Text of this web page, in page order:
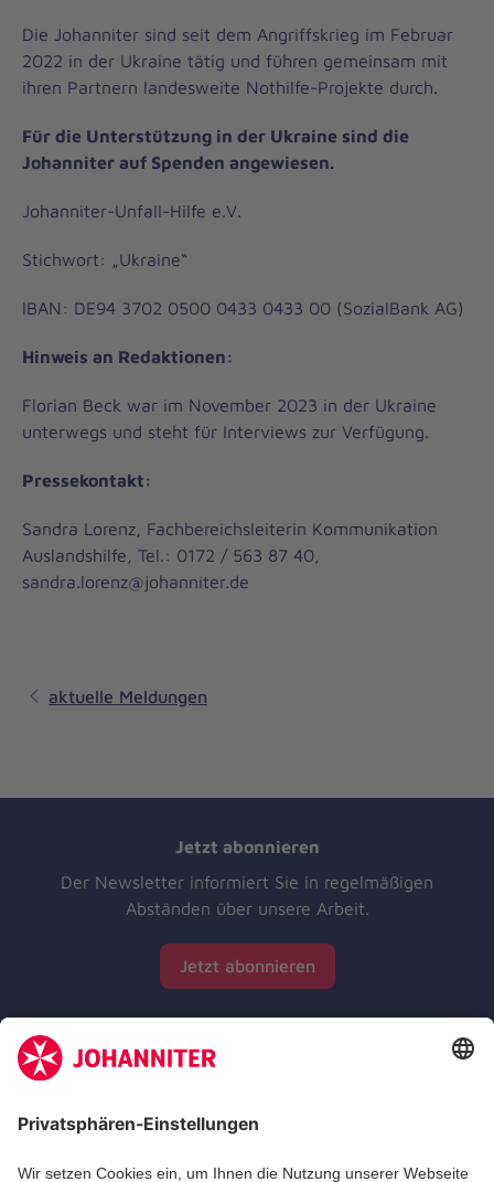
Die Johanniter sind seit dem Angriffskrieg im Februar
2022 in der Ukraine tätig und führen gemeinsam mit
ihren Partnern landesweite Nothilfe-Projekte durch.
Für die Unterstützung in der Ukraine sind die
Johanniter auf Spenden angewiesen.
Johanniter-Unfall-Hilfe e.V.
Stichwort: „Ukraine“
IBAN: DE94 3702 0500 0433 0433 00 (SozialBank AG)
Hinweis an Redaktionen:
Florian Beck war im November 2023 in der Ukraine
unterwegs und steht für Interviews zur Verfügung.
Pressekontakt:
Sandra Lorenz, Fachbereichsleiterin Kommunikation
Auslandshilfe, Tel.: 0172 / 563 87 40,
sandra.lorenz@johanniter.de
aktuelle Meldungen
Jetzt abonnieren
Der Newsletter informiert Sie in regelmäßigen
Abständen über unsere Arbeit.
Jetzt abonnieren
Zertifizierung der Johanniter-Unfall-Hilfe e.V.